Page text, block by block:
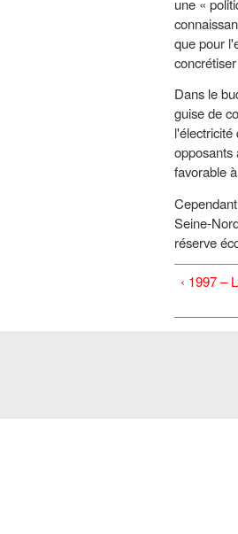
une «
que pour
Dans le
guise de
opposants
favorable
Seine-
réserve
‹ 1997 –